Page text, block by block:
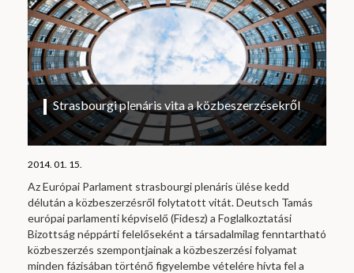
Strasbourgi plenáris vita a közbeszerzésekről
2014. 01. 15.
Az Európai Parlament strasbourgi plenáris ülése kedd
délután a közbeszerzésről folytatott vitát. Deutsch Tamás
európai parlamenti képviselő (Fidesz) a Foglalkoztatási
Bizottság néppárti felelőseként a társadalmilag fenntartható
közbeszerzés szempontjainak a közbeszerzési folyamat
minden fázisában történő figyelembe vételére hívta fel a